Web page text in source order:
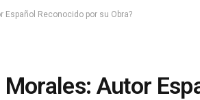
Español Reconocido por su Obra?
Morales: Autor